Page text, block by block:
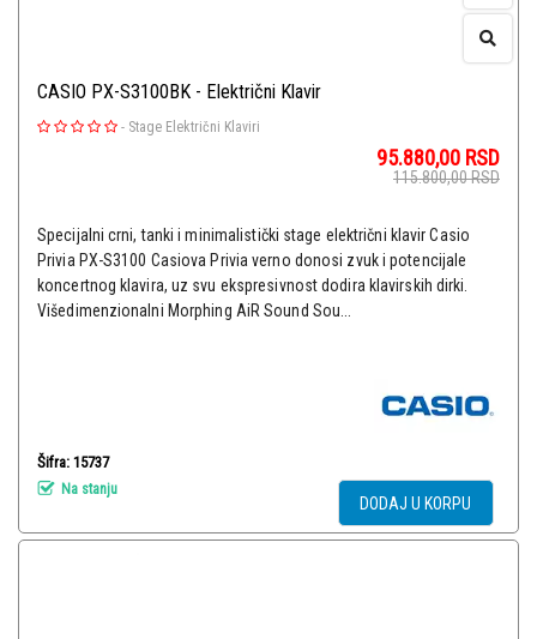
CASIO PX-S3100BK - Električni Klavir
- Stage Električni Klaviri
95.880,00 RSD
115.800,00RSD
Specijalni crni, tanki i minimalistički stage električni klavir Casio
Privia PX-S3100 Casiova Privia verno donosi zvuk i potencijale
koncertnog klavira, uz svu ekspresivnost dodira klavirskih dirki.
Višedimenzionalni Morphing AiR Sound Sou...
Šifra: 15737
Na stanju
DODAJ U KORPU